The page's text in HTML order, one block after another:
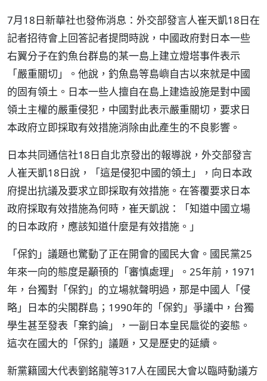
7月18日新華社也發佈消息：外交部發言人崔天凱18日在
記者招待會上回答記者提問時說，中國政府對日本一些
右翼分子在釣魚台群島的某一島上建立燈塔事件表示
「嚴重關切」。他說，釣魚島等島嶼自古以來就是中國
的固有領土。日本一些人擅自在島上建造設施是對中國
領土主權的嚴重侵犯，中國對此表示嚴重關切，要求日
本政府立即採取有效措施消除由此產生的不良影響。
日本共同通信社18日自北京發出的報導說，外交部發言
人崔天凱18日說，「這是侵犯中國的領土」，向日本政
府提出抗議及要求立即採取有效措施。在答覆要求日本
政府採取有效措施為何時，崔天凱說：「知道中國立場
的日本政府，應該知道什麼是有效措施。」
「保釣」議題也驚動了正在開會的國民大會。國民黨25
年來一向的態度是顢頇的「審慎處理」。25年前，1971
年，台獨對「保釣」的立場就聲明過，那是中國人「侵
略」日本的尖閣群島；1990年的「保釣」爭議中，台獨
學生甚至發表「棄釣論」，一副日本皇民扈從的姿態。
這次在國大的「保釣」議題，又是歷史的延續。
新黨籍國大代表劉銘龍等317人在國民大會以臨時動議方